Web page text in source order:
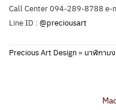
Call Center 094-289-8788 e-
Line ID : @preciousart
Precious Art Design» นาฬิกาม